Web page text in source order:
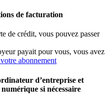
de facturation
de crédit, vous pouvez passer
payait pour vous, vous avez
abonnement
d’entreprise et
si nécessaire